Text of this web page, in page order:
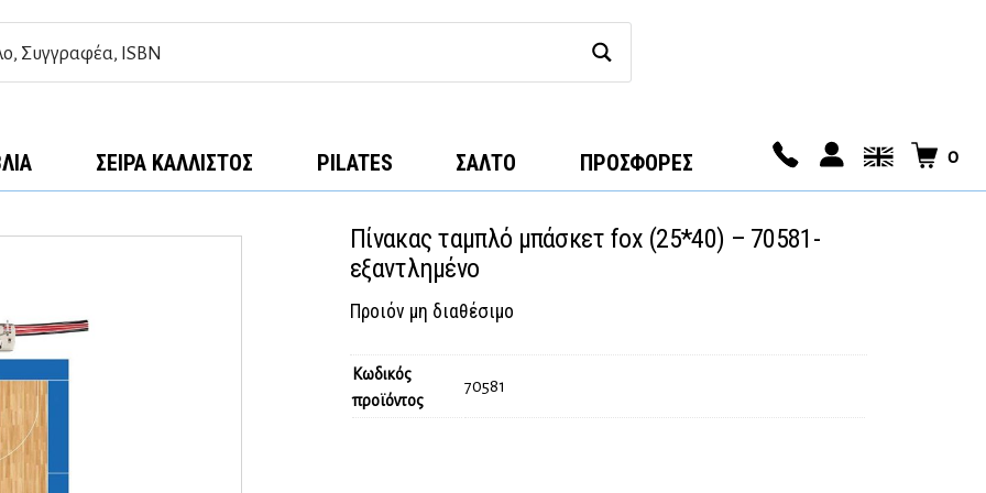
ΣΕΙΡΆ ΚΆΛΛΙΣΤΟΣ PILATES ΣΑΛΤΟ ΠΡΟΣΦΟΡΕΣ 0
Πίνακας ταμπλό μπάσκετ fox (25*40) – 70581-
εξαντλημένο
Προιόν μη διαθέσιμο
Κωδικός
προϊόντος
70581